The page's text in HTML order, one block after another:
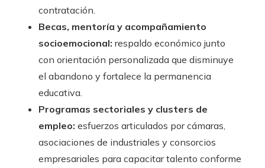
contratación.
Becas, mentoría y acompañamiento
socioemocional: respaldo económico junto
con orientación personalizada que disminuye
el abandono y fortalece la permanencia
educativa.
Programas sectoriales y clusters de
empleo: esfuerzos articulados por cámaras,
asociaciones de industriales y consorcios
empresariales para capacitar talento conforme